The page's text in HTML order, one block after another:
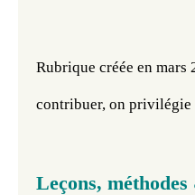
Rubrique créée en mars
contribuer, on privilégie
Leçons,